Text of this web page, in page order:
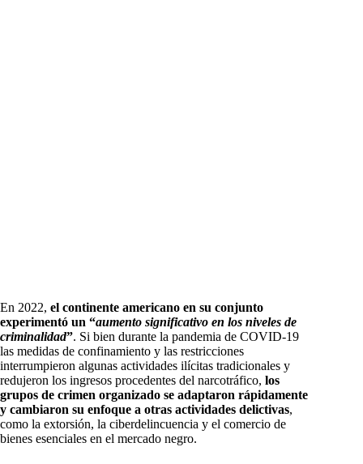
En 2022, el continente americano en su conjunto
experimentó un “aumento significativo en los niveles de
criminalidad”. Si bien durante la pandemia de COVID-19
las medidas de confinamiento y las restricciones
interrumpieron algunas actividades ilícitas tradicionales y
redujeron los ingresos procedentes del narcotráfico, los
grupos de crimen organizado se adaptaron rápidamente
y cambiaron su enfoque a otras actividades delictivas,
como la extorsión, la ciberdelincuencia y el comercio de
bienes esenciales en el mercado negro.